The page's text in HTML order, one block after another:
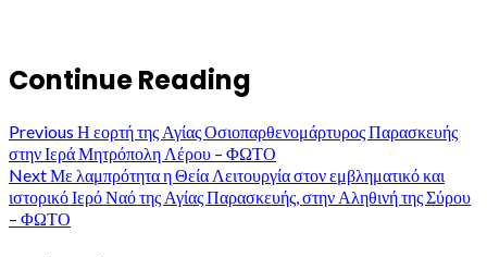
Continue Reading
Previous Η εορτή της Αγίας Οσιοπαρθενομάρτυρος Παρασκευής
στην Ιερά Μητρόπολη Λέρου – ΦΩΤΟ
NextΜε λαμπρότητα η Θεία Λειτουργία στον εμβληματικό και
ιστορικό Ιερό Ναό της Αγίας Παρασκευής, στην Αληθινή της Σύρου
– ΦΩΤΟ